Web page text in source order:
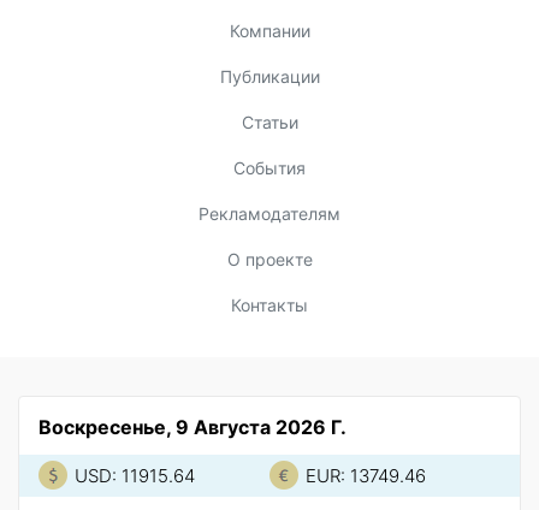
Компании
Публикации
Статьи
События
Рекламодателям
О проекте
Контакты
Воскресенье, 9 Августа 2026 Г.
USD: 11915.64 EUR: 13749.46